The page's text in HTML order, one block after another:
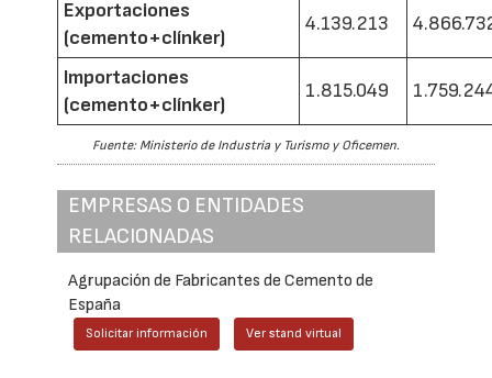
Exportaciones
(cemento+clínker)
4.139.213
Importaciones
(cemento+clínker)
1.815.049
Fuente: Ministerio de Industria y Turismo y Oficemen.
EMPRESAS O ENTIDADES
RELACIONADAS
Agrupación de Fabricantes de Cemento de
España
Solicitar información Ver stand virtual